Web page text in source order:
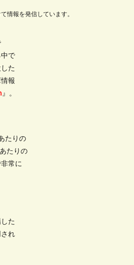
情報を発信しています。
で
た
報
』。
たりの
たりの
常に
た
れ